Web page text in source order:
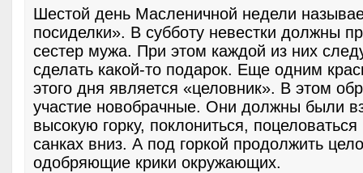
Шестой день Масленичной недели
посиделки». В субботу невестки должны
сестер мужа. При этом каждой из них
сделать какой-то подарок. Еще одним
этого дня является «целовник». В этом
участие новобрачные. Они должны были
высокую горку, поклониться,
санках вниз. А под горкой продолжить
одобряющие крики окружающих.